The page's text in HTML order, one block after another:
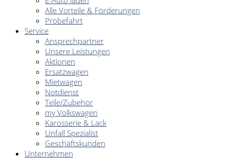
Alle Vorteile & Förderungen
Probefahrt
Service
Ansprechpartner
Unsere Leistungen
Aktionen
Ersatzwagen
Mietwagen
Notdienst
Teile/Zubehör
my Volkswagen
Karosserie & Lack
Unfall Spezialist
Geschäftskunden
Unternehmen